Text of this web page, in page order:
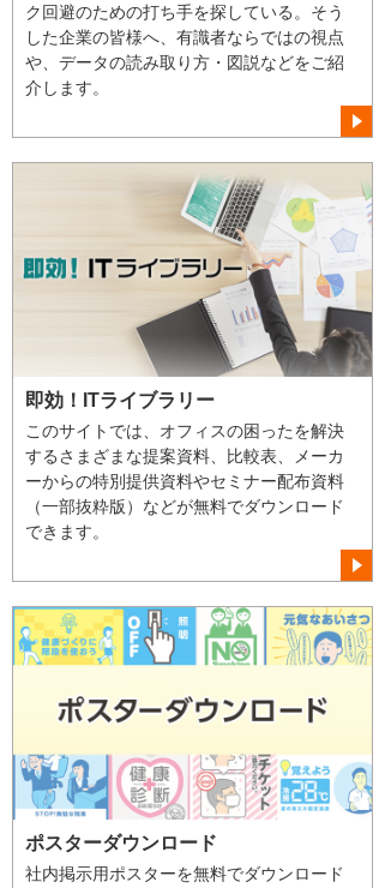
ク回避のための打ち手を探している。そう
した企業の皆様へ、有識者ならではの視点
や、データの読み取り方・図説などをご紹
介します。
即効！ITライブラリー
このサイトでは、オフィスの困ったを解決
するさまざまな提案資料、比較表、メーカ
ーからの特別提供資料やセミナー配布資料
（一部抜粋版）などが無料でダウンロード
できます。
ポスターダウンロード
社内掲示用ポスターを無料でダウンロード